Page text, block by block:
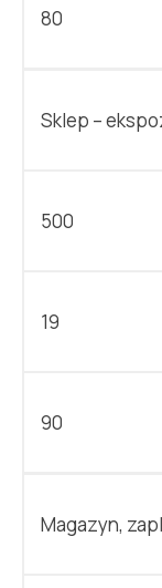
80
Sklep –
500
19
90
Magazyn,